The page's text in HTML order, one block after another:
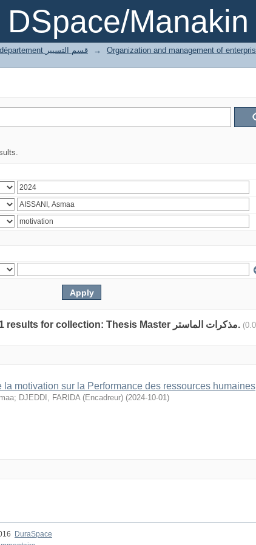
DSpace/Manakin
3 Gestion département قسم التسيير →
Showing 1 out of a total of 1 results for collection: Thesis Master مذكرات الماستر. (0.001
la motivation sur la Performance des ressources humaines
; DJEDDI, FARIDA (Encadreur) (2024-10-01)
DuraSpace